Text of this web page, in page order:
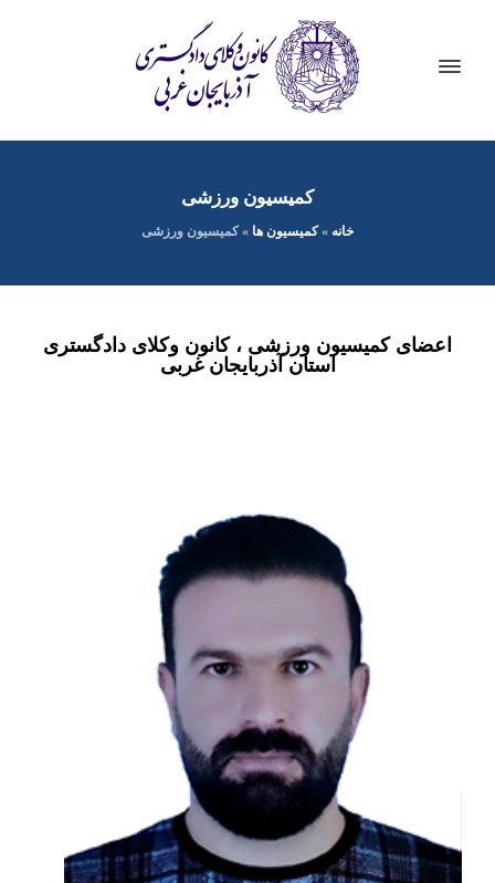
کمیسیون ورزشی
خانه »کمیسیون ها »کمیسیون ورزشی
اعضای کمیسیون ورزشی ، کانون وکلای دادگستری
استان آذربایجان غربی